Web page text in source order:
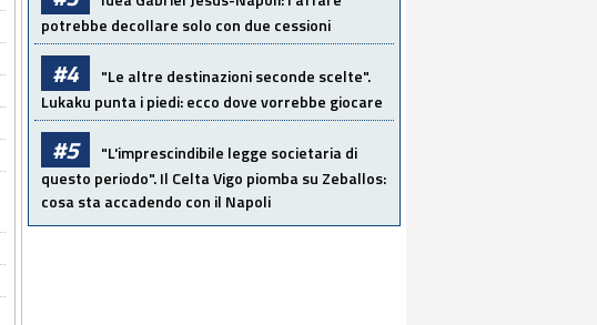
potrebbe decollare solo con due cessioni
#4
"Le altre destinazioni seconde scelte".
Lukaku punta i piedi: ecco dove vorrebbe giocare
#5
"L'imprescindibile legge societaria di
questo periodo". Il Celta Vigo piomba su Zeballos:
cosa sta accadendo con il Napoli